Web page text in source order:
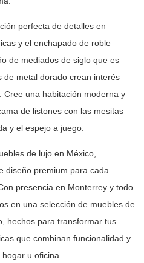
perfecta de detalles en
y el enchapado de roble
de mediados de siglo que es
de metal dorado crean interés
Cree una habitación moderna y
de listones con las mesitas
y el espejo a juego.
de lujo en México,
diseño premium para cada
presencia en Monterrey y todo
en una selección de muebles de
hechos para transformar tus
que combinan funcionalidad y
u oficina.